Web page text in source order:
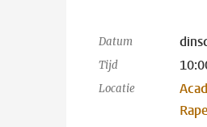
Datum
Tijd
Locatie